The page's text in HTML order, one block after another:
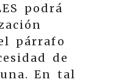
podrá
párrafo
de
En tal